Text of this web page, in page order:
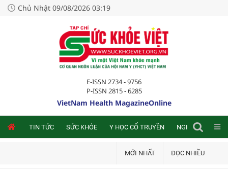
Chủ Nhật 09/08/2026 03:19
E-ISSN 2734 - 9756
P-ISSN 2815 - 6285
VietNam Health MagazineOnline
TIN TỨC SỨC KHỎE Y HỌC CỔ TRUYỀN NGHIÊN CỨU
MỚI NHẤT ĐỌC NHIỀU